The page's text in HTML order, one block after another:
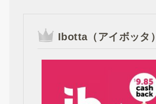
Ibotta（アイボッタ）